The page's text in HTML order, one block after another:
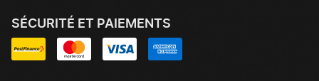
SÉCURITÉ ET PAIEMENTS